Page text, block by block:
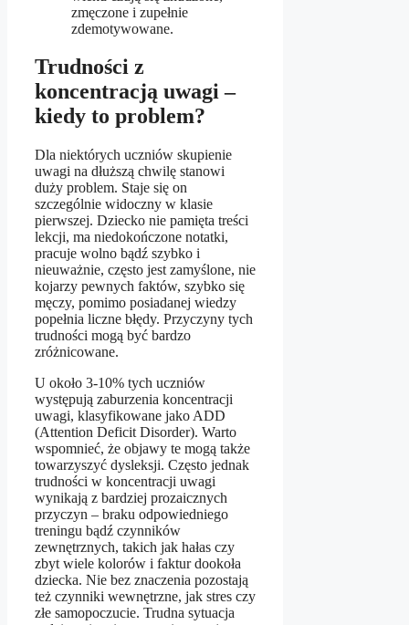
zmęczone i zupełnie
zdemotywowane.
Trudności z
koncentracją uwagi –
kiedy to problem?
Dla niektórych uczniów skupienie
uwagi na dłuższą chwilę stanowi
duży problem. Staje się on
szczególnie widoczny w klasie
pierwszej. Dziecko nie pamięta treści
lekcji, ma niedokończone notatki,
pracuje wolno bądź szybko i
nieuważnie, często jest zamyślone, nie
kojarzy pewnych faktów, szybko się
męczy, pomimo posiadanej wiedzy
popełnia liczne błędy. Przyczyny tych
trudności mogą być bardzo
zróżnicowane.
U około 3-10% tych uczniów
występują zaburzenia koncentracji
uwagi, klasyfikowane jako ADD
(Attention Deficit Disorder). Warto
wspomnieć, że objawy te mogą także
towarzyszyć dysleksji. Często jednak
trudności w koncentracji uwagi
wynikają z bardziej prozaicznych
przyczyn – braku odpowiedniego
treningu bądź czynników
zewnętrznych, takich jak hałas czy
zbyt wiele kolorów i faktur dookoła
dziecka. Nie bez znaczenia pozostają
też czynniki wewnętrzne, jak stres czy
złe samopoczucie. Trudna sytuacja